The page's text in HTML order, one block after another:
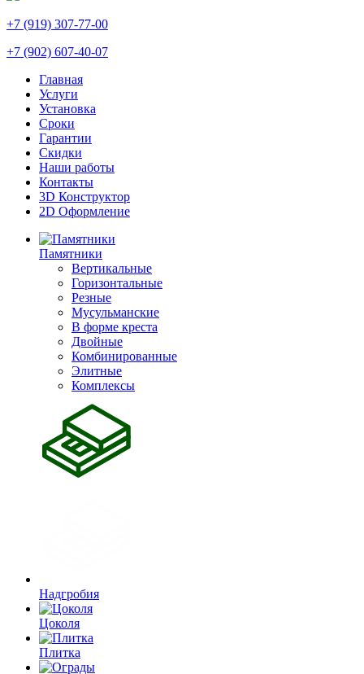
+7 (919) 307-77-00
+7 (902) 607-40-07
Главная
Услуги
Установка
Сроки
Гарантии
Скидки
Наши работы
Контакты
3D Конструктор
2D Оформление
Памятники
Вертикальные
Горизонтальные
Резные
Мусульманские
В форме креста
Двойные
Комбинированные
Элитные
Комплексы
Надгробия
Цоколя
Плитка